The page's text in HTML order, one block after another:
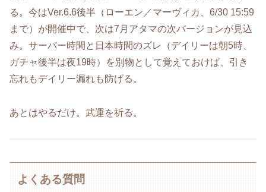
る。今はVer.6.6後半（ローエン／マーヴィカ、6/30 15:59
まで）が開催中で、次は7月アタマの次バージョンが見込
み。サーバー時間と日本時間のズレ（デイリーは朝5時、
ガチャ後半は夜19時）を別物として覚えておけば、引き
忘れもデイリー漏れも防げる。
あとはやるだけ。武運を祈る。
よくある質問